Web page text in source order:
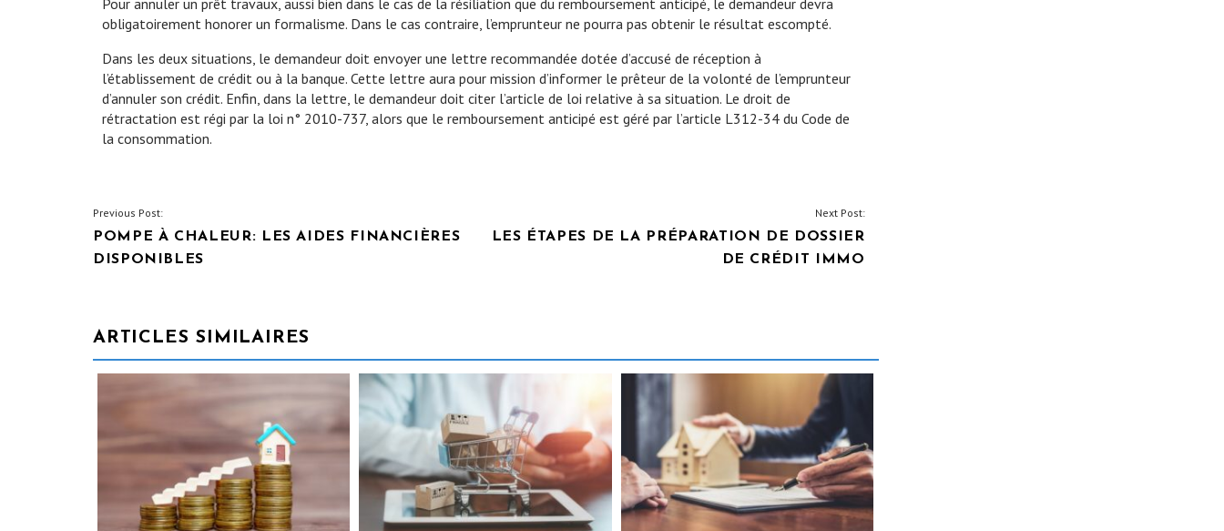
obligatoirement honorer un formalisme. Dans le cas contraire, l’emprunteur ne pourra pas obtenir le résultat escompté.
Dans les deux situations, le demandeur doit envoyer une lettre recommandée dotée d’accusé de réception à
l’établissement de crédit ou à la banque. Cette lettre aura pour mission d’informer le prêteur de la volonté de l’emprunteur
d’annuler son crédit. Enfin, dans la lettre, le demandeur doit citer l’article de loi relative à sa situation. Le droit de
rétractation est régi par la loi n° 2010-737, alors que le remboursement anticipé est géré par l’article L312-34 du Code de
la consommation.
NAVIGATION
DE
L’ARTICLE
Previous Post:
POMPE À CHALEUR: LES AIDES FINANCIÈRES
DISPONIBLES
Next Post:
LES ÉTAPES DE LA PRÉPARATION DE DOSSIER
DE CRÉDIT IMMO
ARTICLES SIMILAIRES